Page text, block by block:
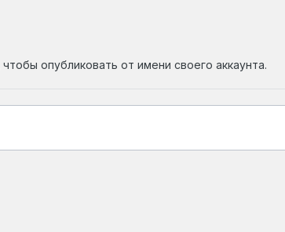
, чтобы опубликовать от имени своего аккаунта.